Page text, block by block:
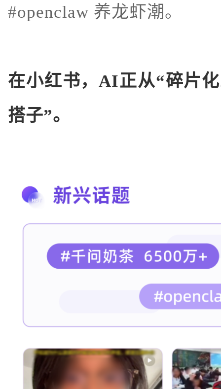
#openclaw 养龙虾潮。
在小红书，AI正从“碎片
搭子”。